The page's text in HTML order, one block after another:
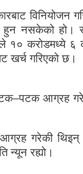
विनियोजन
हुन नसकेको हो।
१० करोडमध्ये ६
खर्च गरिएको छ।
पटक–पटक आग्रह
गरेकी
न्यून रह्यो।